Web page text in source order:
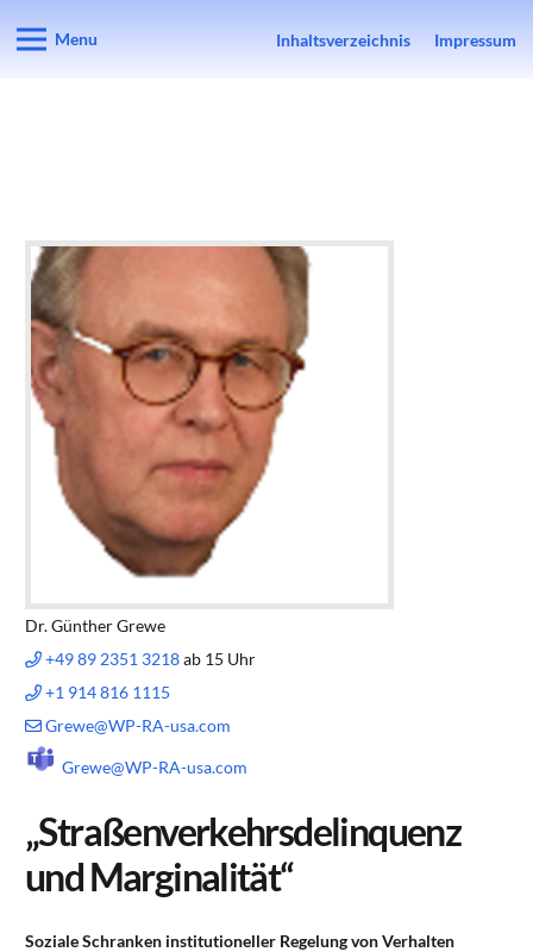
Menu Inhaltsverzeichnis Impressum
Dr. Günther Grewe
+49 89 2351 3218ab 15 Uhr
+1 914 816 1115
Grewe@WP-RA-usa.com
Grewe@WP-RA-usa.com
„Straßenverkehrsdelinquenz
und Marginalität“
Soziale Schranken institutioneller Regelung von Verhalten